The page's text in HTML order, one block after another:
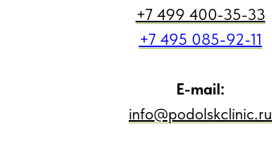
+7 499 400-35-33
+7 495 085-92-11
E-mail:
info@podolskclinic.ru